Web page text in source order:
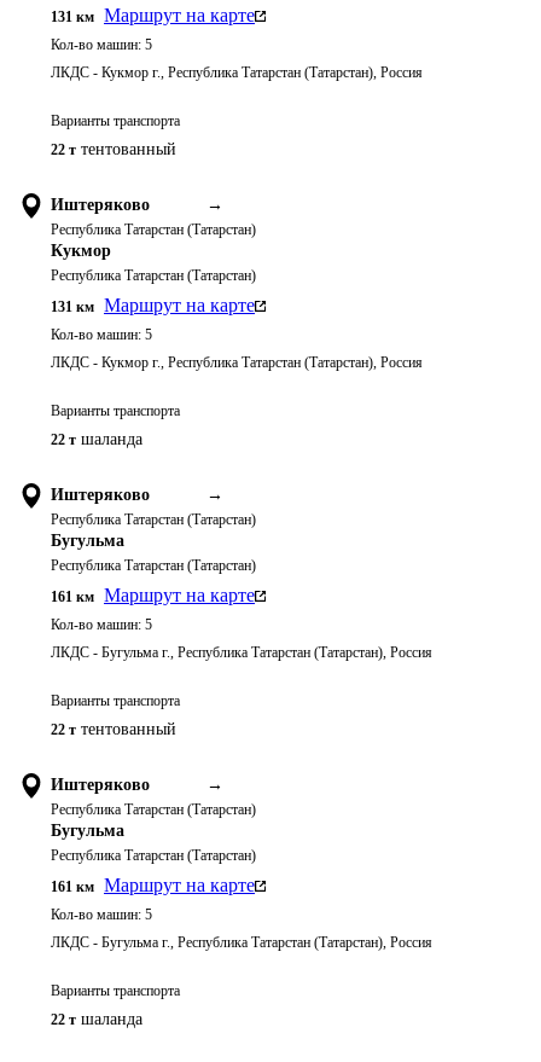
131 км Маршрут на карте
Кол-во машин: 5
ЛКДС - Кукмор г., Республика Татарстан (Татарстан), Россия
Варианты транспорта
22 т тентованный
Иштеряково →
Республика Татарстан (Татарстан)
Кукмор
Республика Татарстан (Татарстан)
131 км Маршрут на карте
Кол-во машин: 5
ЛКДС - Кукмор г., Республика Татарстан (Татарстан), Россия
Варианты транспорта
22 т шаланда
Иштеряково →
Республика Татарстан (Татарстан)
Бугульма
Республика Татарстан (Татарстан)
161 км Маршрут на карте
Кол-во машин: 5
ЛКДС - Бугульма г., Республика Татарстан (Татарстан), Россия
Варианты транспорта
22 т тентованный
Иштеряково →
Республика Татарстан (Татарстан)
Бугульма
Республика Татарстан (Татарстан)
161 км Маршрут на карте
Кол-во машин: 5
ЛКДС - Бугульма г., Республика Татарстан (Татарстан), Россия
Варианты транспорта
22 т шаланда